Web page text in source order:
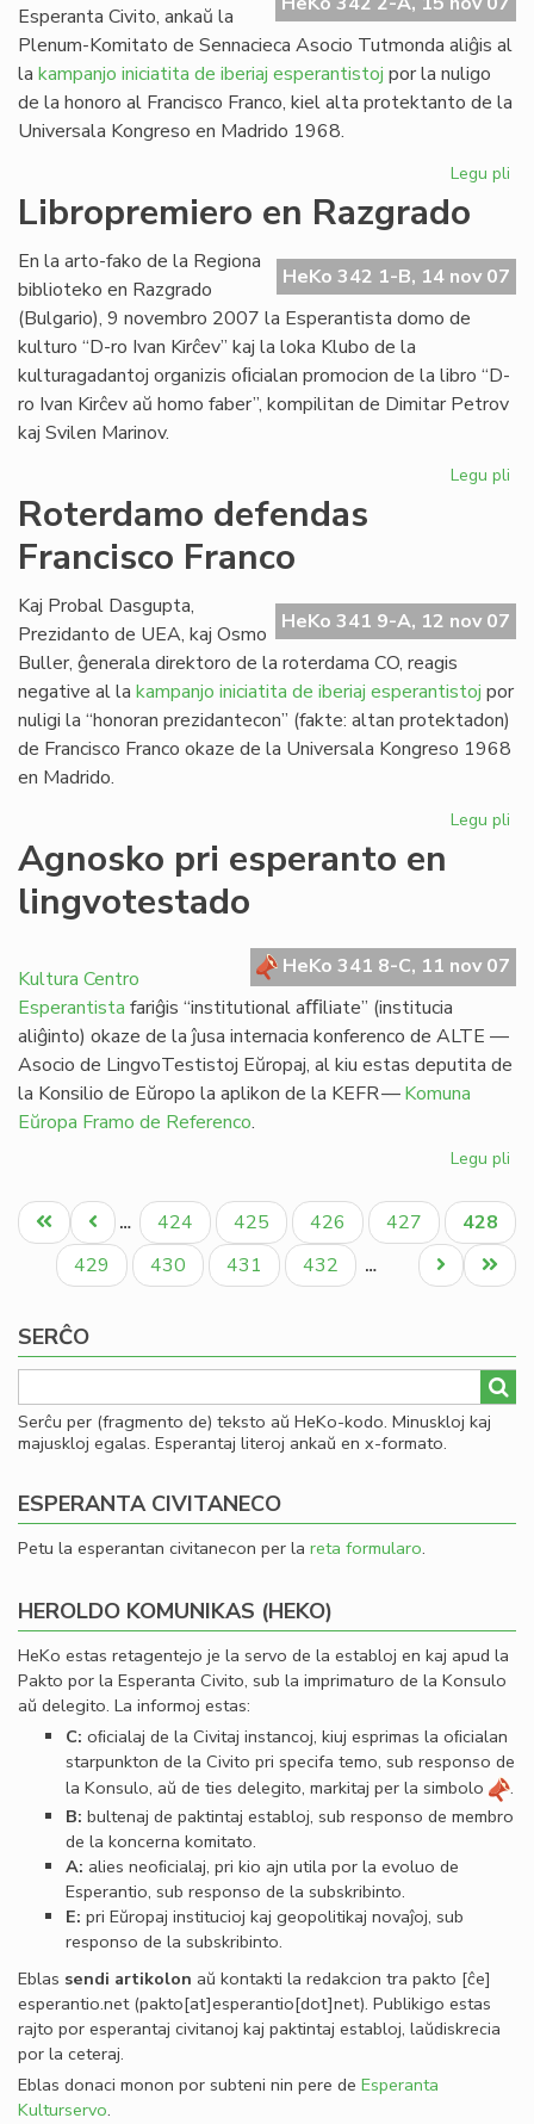
Esperanta Civito, ankaŭ la
Plenum-Komitato de Sennacieca Asocio Tutmonda aliĝis al
la kampanjo iniciatita de iberiaj esperantistoj por la nuligo
de la honoro al Francisco Franco, kiel alta protektanto de la
Universala Kongreso en Madrido 1968.
Legu pli
Libropremiero en Razgrado
HeKo 342 1-B, 14 nov 07
En la arto-fako de la Regiona
biblioteko en Razgrado
(Bulgario), 9 novembro 2007 la Esperantista domo de
kulturo “D-ro Ivan Kirĉev” kaj la loka Klubo de la
kulturagadantoj organizis oﬁcialan promocion de la libro “D-
ro Ivan Kirĉev aŭ homo faber”, kompilitan de Dimitar Petrov
kaj Svilen Marinov.
Legu pli
Roterdamo defendas
Francisco Franco
HeKo 341 9-A, 12 nov 07
Kaj Probal Dasgupta,
Prezidanto de UEA, kaj Osmo
Buller, ĝenerala direktoro de la roterdama CO, reagis
negative al la kampanjo iniciatita de iberiaj esperantistoj por
nuligi la “honoran prezidantecon” (fakte: altan protektadon)
de Francisco Franco okaze de la Universala Kongreso 1968
en Madrido.
Legu pli
Agnosko pri esperanto en
lingvotestado
HeKo 341 8-C, 11 nov 07
Kultura Centro
Esperantista fariĝis “institutional aﬃliate” (institucia
aliĝinto) okaze de la ĵusa internacia konferenco de ALTE —
Asocio de LingvoTestistoj Eŭropaj, al kiu estas deputita de
la Konsilio de Eŭropo la aplikon de la KEFR —Komuna
Eŭropa Framo de Referenco.
Legu pli
pri
en
Pagination
Unua
paĝo
Antaŭa
paĝo
… Paĝo
424 Paĝo
425 Paĝo
426 Paĝo
427
Aktuala
paĝo
428
Paĝo
429 Paĝo
430 Paĝo
431 Paĝo
432 …
Last
page
Next
page
SERĈO
Serĉu per (fragmento de) teksto aŭ HeKo-kodo. Minuskloj kaj
majuskloj egalas. Esperantaj literoj ankaŭ en x-formato.
ESPERANTA CIVITANECO
Petu la esperantan civitanecon per la reta formularo.
HEROLDO KOMUNIKAS (HEKO)
HeKo estas retagentejo je la servo de la establoj en kaj apud la
Pakto por la Esperanta Civito, sub la imprimaturo de la Konsulo
aŭ delegito. La informoj estas:
C: oﬁcialaj de la Civitaj instancoj, kiuj esprimas la oﬁcialan
starpunkton de la Civito pri specifa temo, sub responso de
la Konsulo, aŭ de ties delegito, markitaj per la simbolo
.
B: bultenaj de paktintaj establoj, sub responso de membro
de la koncerna komitato.
A: alies neoﬁcialaj, pri kio ajn utila por la evoluo de
Esperantio, sub responso de la subskribinto.
E: pri Eŭropaj institucioj kaj geopolitikaj novaĵoj, sub
responso de la subskribinto.
Eblas sendi artikolon aŭ kontakti la redakcion tra pakto [ĉe]
esperantio.net(pakto[at]esperantio[dot]net). Publikigo estas
rajto por esperantaj civitanoj kaj paktintaj establoj, laŭdiskrecia
por la ceteraj.
Eblas donaci monon por subteni nin pere de Esperanta
Kulturservo.